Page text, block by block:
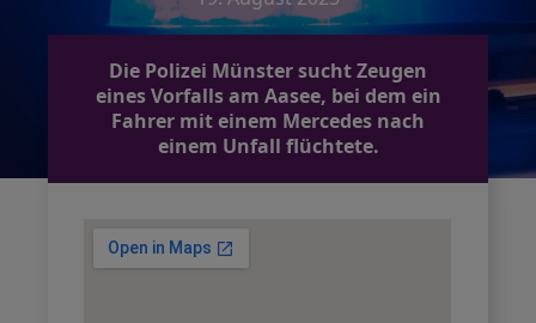
Die Polizei Münster sucht Zeugen
eines Vorfalls am Aasee, bei dem ein
Fahrer mit einem Mercedes nach
einem Unfall flüchtete.